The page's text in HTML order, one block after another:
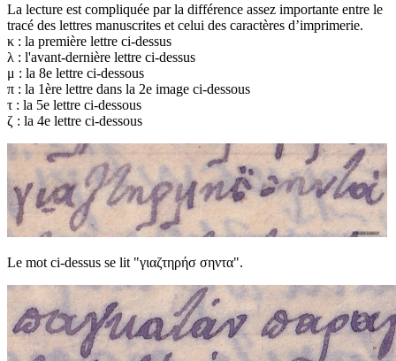
La lecture est compliquée par la différence assez importante entre le
tracé des lettres manuscrites et celui des caractères d’imprimerie.
κ : la première lettre ci-dessus
λ : l'avant-dernière lettre ci-dessus
μ : la 8e lettre ci-dessous
π : la 1ère lettre dans la 2e image ci-dessous
τ : la 5e lettre ci-dessous
ζ : la 4e lettre ci-dessous
Le mot ci-dessus se lit "γιαζτηρήσ σηντα".